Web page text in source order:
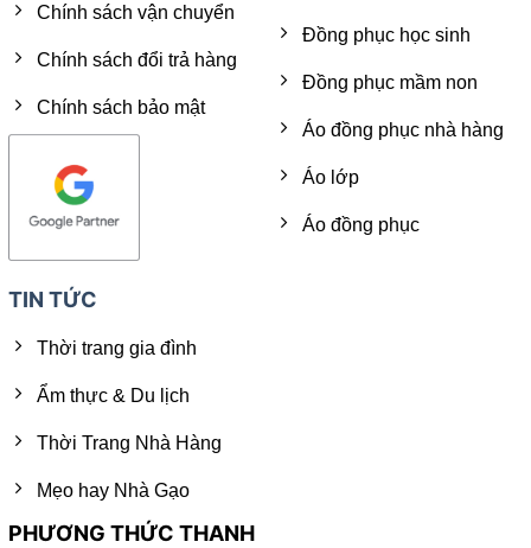
Chính sách vận chuyển
Chính sách đổi trả hàng
Chính sách bảo mật
Đồng phục học sinh
Đồng phục mầm non
Áo đồng phục nhà hàng
Áo lớp
Áo đồng phục
TIN TỨC
Thời trang gia đình
Ẩm thực & Du lịch
Thời Trang Nhà Hàng
Mẹo hay Nhà Gạo
PHƯƠNG THỨC THANH